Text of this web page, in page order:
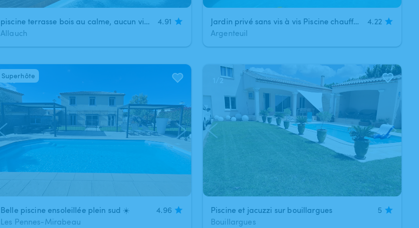
piscine terrasse bois au calme, aucun vis à vis
4.91
Allauch
Jardin privé sans vis à vis Piscine chauffée , terasse , barbecue
4.22
Argenteuil
1/13
Belle piscine ensoleillée plein sud ☀️
4.96
Les Pennes-Mirabeau
Superhôte 2
Piscine et jacuzzi sur bouillargues
5
Bouillargues